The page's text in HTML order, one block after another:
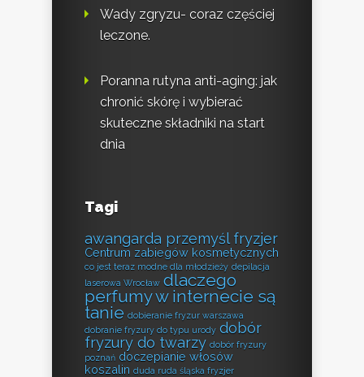
Wady zgryzu- coraz częściej
leczone.
Poranna rutyna anti-aging: jak
chronić skórę i wybierać
skuteczne składniki na start
dnia
Tagi
awangarda przemyśl fryzjer
Centrum zabiegów kosmetycznych
co jest teraz modne dla młodzieży depilacja
laserowa Wrocław dlaczego
perfumy w internecie są
tanie dobieranie fryzur warszawa
dobranie fryzury do typu urody dobór
fryzury do twarzy dobór fryzury
poznań doczepianie włosów
koszalin duda ruda śląska fryzjer